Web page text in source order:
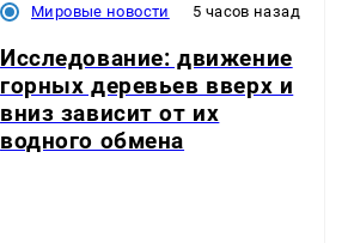
Мировые новости 5 часов назад
Исследование: движение
горных деревьев вверх и
вниз зависит от их
водного обмена